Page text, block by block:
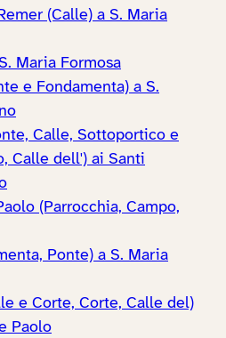
(Calle) a S. Maria
Maria Formosa
e Fondamenta) a S.
Calle, Sottoportico e
Calle dell') ai Santi
(Parrocchia, Campo,
Ponte) a S. Maria
e Corte, Corte, Calle del)
Paolo